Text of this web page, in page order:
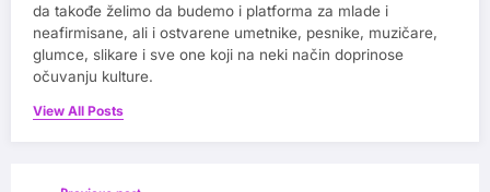
da takođe želimo da budemo i platforma za mlade i
neafirmisane, ali i ostvarene umetnike, pesnike, muzičare,
glumce, slikare i sve one koji na neki način doprinose
očuvanju kulture.
View All Posts